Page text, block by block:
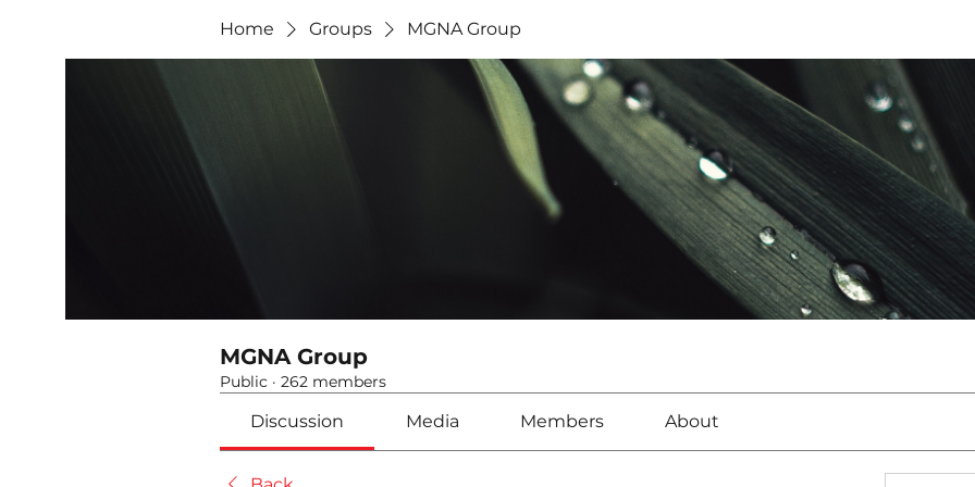
Home Groups MGNA Group
MGNA Group
Public · 262 members
Discussion Media Members About